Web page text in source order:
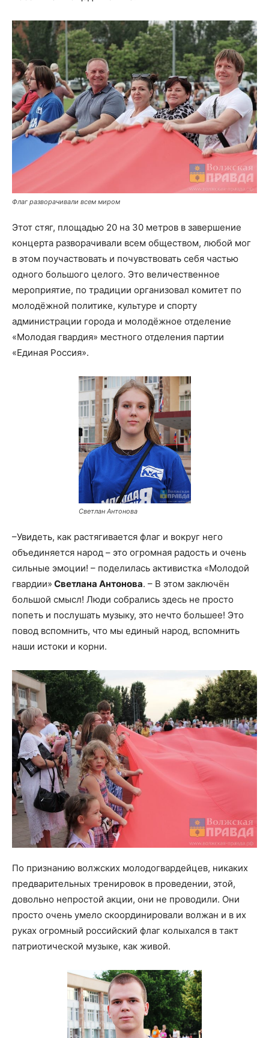
Флаг разворачивали всем миром
Этот стяг, площадью 20 на 30 метров в завершение
концерта разворачивали всем обществом, любой мог
в этом поучаствовать и почувствовать себя частью
одного большого целого. Это величественное
мероприятие, по традиции организовал комитет по
молодёжной политике, культуре и спорту
администрации города и молодёжное отделение
«Молодая гвардия» местного отделения партии
«Единая Россия».
Светлан Антонова
–Увидеть, как растягивается флаг и вокруг него
объединяется народ – это огромная радость и очень
сильные эмоции! – поделилась активистка «Молодой
гвардии» Светлана Антонова. – В этом заключён
большой смысл! Люди собрались здесь не просто
попеть и послушать музыку, это нечто большее! Это
повод вспомнить, что мы единый народ, вспомнить
наши истоки и корни.
По признанию волжских молодогвардейцев, никаких
предварительных тренировок в проведении, этой,
довольно непростой акции, они не проводили. Они
просто очень умело скоординировали волжан и в их
руках огромный российский флаг колыхался в такт
патриотической музыке, как живой.